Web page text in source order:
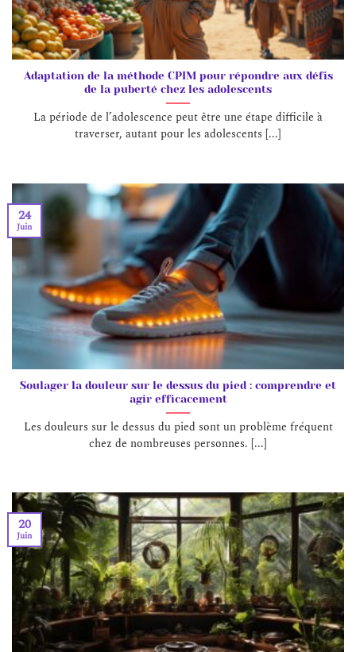
Adaptation de la méthode CPIM pour répondre aux défis
de la puberté chez les adolescents
La période de l’adolescence peut être une étape difficile à
traverser, autant pour les adolescents [...]
Soulager la douleur sur le dessus du pied : comprendre et
agir efficacement
Les douleurs sur le dessus du pied sont un problème fréquent
chez de nombreuses personnes. [...]
24
Juin
20
Juin